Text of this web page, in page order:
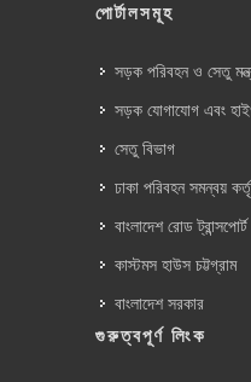
পোর্টালসমূহ
সড়ক পরিবহন ও সেতু
সড়ক যোগাযোগ এবং
সেতু বিভাগ
ঢাকা পরিবহন সমন্বয়
বাংলাদেশ রোড
কাস্টমস হাউস চট্টগ্রাম
বাংলাদেশ সরকার
গুরুত্বপূর্ণ লিংক